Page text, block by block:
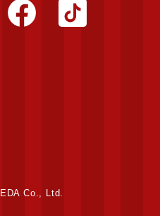
カウント
式Instagramアカウント
公式Facebookアカウ
Co., Ltd.